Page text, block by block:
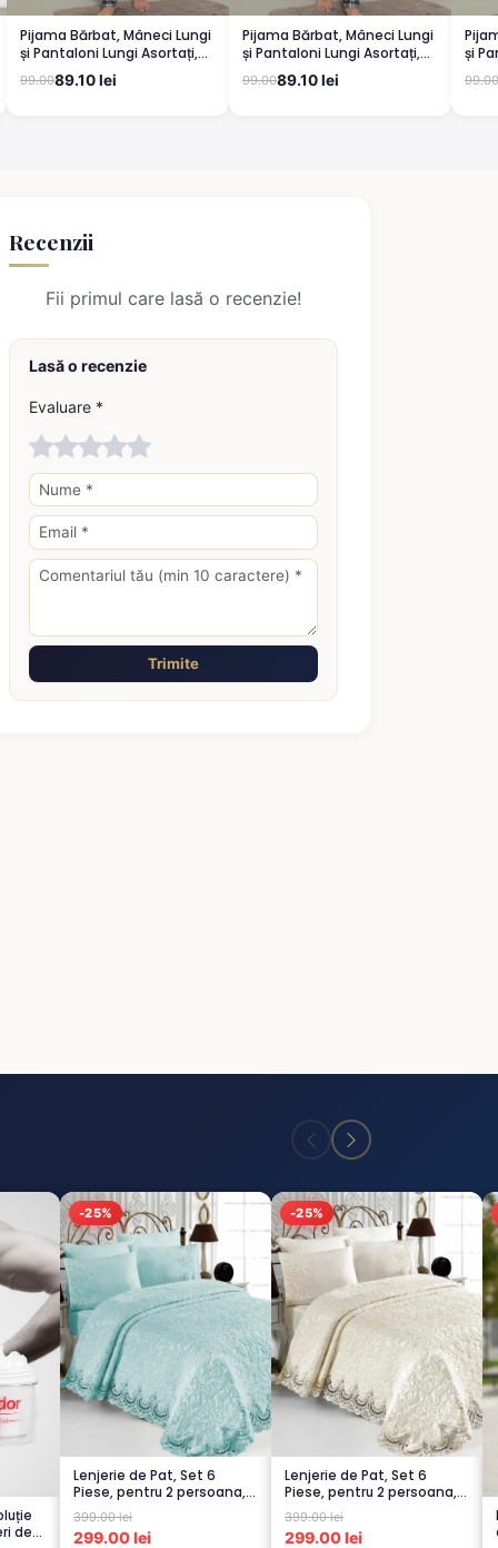
Pijama Bărbat, Mâneci Lungi
și Pantaloni Lungi Asortați,
Imprimeu Locomotivă, gri
99.0089.10 lei
Pijama Bărbat, Mâneci Lungi
și Pantaloni Lungi Asortați,
Imprimeu locomotiva, gri
închis
99.0089.10 lei
și
99.00
Recenzii
Fii primul care lasă o recenzie!
Lasă o recenzie
Evaluare *
Trimite
de
-25%
Lenjerie de Pat, Set 6
Piese, pentru 2 persoana,
TURCOA...
399.00 lei
299.00 lei
-25%
Lenjerie de Pat, Set 6
Piese, pentru 2 persoana,
CREM-4...
399.00 lei
299.00 lei